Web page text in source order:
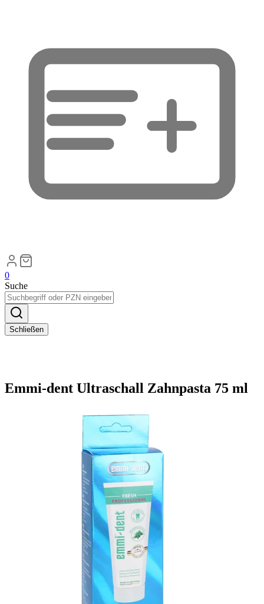
0
Suche
Schließen
Emmi-dent Ultraschall Zahnpasta 75 ml